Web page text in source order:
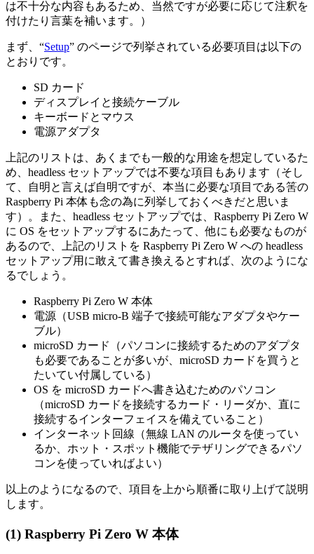
は不十分な内容もあるため、当然ですが必要に応じて注釈を
付けたり言葉を補います。）
まず、“Setup” のページで列挙されている必要項目は以下の
とおりです。
SD カード
ディスプレイと接続ケーブル
キーボードとマウス
電源アダプタ
上記のリストは、あくまでも一般的な用途を想定しているた
め、headless セットアップでは不要な項目もあります（そし
て、自明と言えば自明ですが、本当に必要な項目である筈の
Raspberry Pi 本体も念の為に列挙しておくべきだと思いま
す）。また、headless セットアップでは、Raspberry Pi Zero W
に OS をセットアップするにあたって、他にも必要なものが
あるので、上記のリストを Raspberry Pi Zero W への headless
セットアップ用に敢えて書き換えるとすれば、次のようにな
るでしょう。
Raspberry Pi Zero W 本体
電源（USB micro-B 端子で接続可能なアダプタやケー
ブル）
microSD カード（パソコンに接続するためのアダプタ
も必要であることが多いが、microSD カードを買うと
たいてい付属している）
OS を microSD カードへ書き込むためのパソコン
（microSD カードを接続するカード・リーダか、直に
接続するインターフェイスを備えていること）
インターネット回線（無線 LAN のルータを使ってい
るか、ホット・スポット機能でテザリングできるパソ
コンを使っていればよい）
以上のようになるので、項目を上から順番に取り上げて説明
します。
(1) Raspberry Pi Zero W 本体